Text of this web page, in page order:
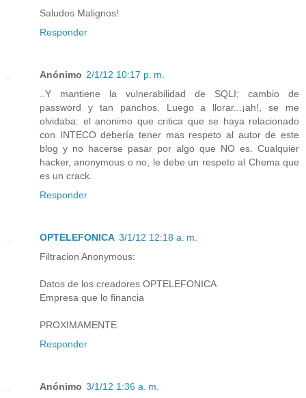
Saludos Malignos!
Responder
Anónimo 2/1/12 10:17 p. m.
..Y mantiene la vulnerabilidad de SQLI; cambio de
password y tan panchos. Luego a llorar...¡ah!, se me
olvidaba: el anonimo que critica que se haya relacionado
con INTECO debería tener mas respeto al autor de este
blog y no hacerse pasar por algo que NO es. Cualquier
hacker, anonymous o no, le debe un respeto al Chema que
es un crack.
Responder
OPTELEFONICA 3/1/12 12:18 a. m.
Filtracion Anonymous:
Datos de los creadores OPTELEFONICA
Empresa que lo financia
PROXIMAMENTE
Responder
Anónimo 3/1/12 1:36 a. m.